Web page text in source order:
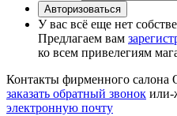
Авторизоваться
У вас всё еще нет
Предлагаем вам
ко всем привелегиям
Контакты фирменного салона
заказать обратный звонок или-
электронную почту